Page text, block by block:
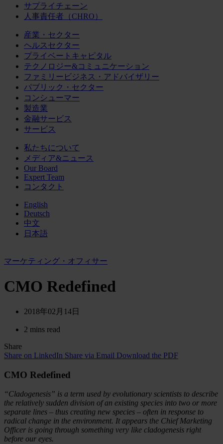
サプライチェーン
人事責任者（CHRO）
産業・セクター
ヘルスセクター
プライベートキャピタル
テクノロジー&コミュニケーション
ファミリービジネス・アドバイザリー
パブリック・セクター
コンシューマー
製造業
金融サービス
サービス
私たちについて
メディア&ニュース
Our Board
Expert Team
コンタクト
English
Deutsch
中文
日本語
マーケティング・オフィサー
CMO Redefined
2018年02月14日
2 mins read
Share
Share on LinkedIn Share via Email Download the PDF
CMO Redefined
“Cladogenesis” is a term used by evolutionary scientists to describe
the relatively sudden division of an existing species into two or more
separate lines – thus creating new species – often in response to
radical change in the environment. It appears the Chief Marketing
Officer is going through something very like cladogenesis right
before our eyes.